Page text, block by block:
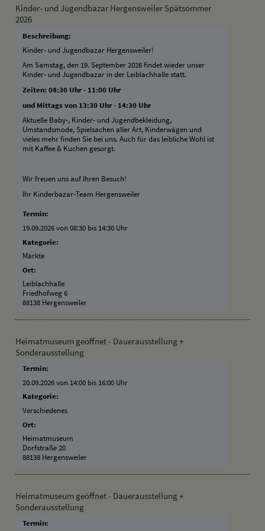
Kinder- und Jugendbazar Hergensweiler Spätsommer
2026
Beschreibung:
Kinder- und Jugendbazar Hergensweiler!
Am Samstag, den 19. September 2026 findet wieder unser
Kinder- und Jugendbazar in der Leiblachhalle statt.
Zeiten: 08:30 Uhr - 11:00 Uhr
und Mittags von 13:30 Uhr - 14:30 Uhr
Aktuelle Baby-, Kinder- und Jugendbekleidung,
Umstandsmode, Spielsachen aller Art, Kinderwägen und
vieles mehr finden Sie bei uns. Auch für das leibliche Wohl ist
mit Kaffee & Kuchen gesorgt.
Wir freuen uns auf Ihren Besuch!
Ihr Kinderbazar-Team Hergensweiler
Termin:
19.09.2026 von 08:30 bis 14:30 Uhr
Kategorie:
Märkte
Ort:
Leiblachhalle
Friedhofweg 6
88138 Hergensweiler
Heimatmuseum geöffnet - Dauerausstellung +
Sonderausstellung
Termin:
20.09.2026 von 14:00 bis 16:00 Uhr
Kategorie:
Verschiedenes
Ort:
Heimatmuseum
Dorfstraße 20
88138 Hergensweiler
Heimatmuseum geöffnet - Dauerausstellung +
Sonderausstellung
Termin: